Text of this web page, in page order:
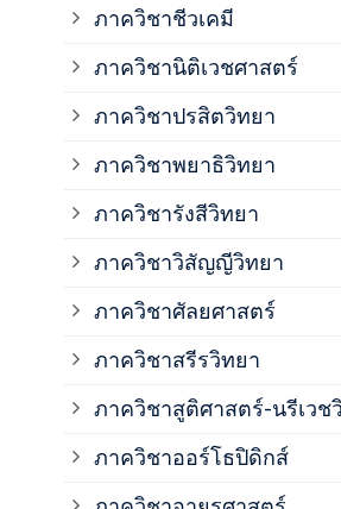
ภาควิชาชีวเคมี
ภาควิชานิติเวชศาสตร์
ภาควิชาปรสิตวิทยา
ภาควิชาพยาธิวิทยา
ภาควิชารังสีวิทยา
ภาควิชาวิสัญญีวิทยา
ภาควิชาศัลยศาสตร์
ภาควิชาสรีรวิทยา
ภาควิชาสูติศาสตร์-นรีเวช
ภาควิชาออร์โธปิดิกส์